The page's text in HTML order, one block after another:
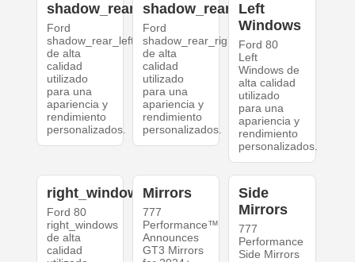
shadow_rear_left
Ford
shadow_rear_left
de alta
calidad
utilizado
para una
apariencia y
rendimiento
personalizados.
shadow_rear_right
Ford
shadow_rear_right
de alta
calidad
utilizado
para una
apariencia y
rendimiento
personalizados.
Left
Windows
Ford 80
Left
Windows de
alta calidad
utilizado
para una
apariencia y
rendimiento
personalizados.
right_windows
Ford 80
right_windows
de alta
calidad
Mirrors
777
Performance™
Announces
GT3 Mirrors
Side
Mirrors
777
Performance
Side Mirrors